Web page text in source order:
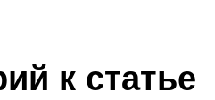
к статье